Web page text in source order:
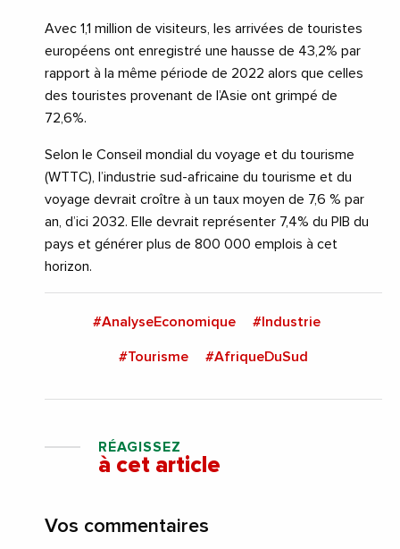
Avec 1,1 million de visiteurs, les arrivées de touristes
européens ont enregistré une hausse de 43,2% par
rapport à la même période de 2022 alors que celles
des touristes provenant de l’Asie ont grimpé de
72,6%.
Selon le Conseil mondial du voyage et du tourisme
(WTTC), l’industrie sud-africaine du tourisme et du
voyage devrait croître à un taux moyen de 7,6 % par
an, d’ici 2032. Elle devrait représenter 7,4% du PIB du
pays et générer plus de 800 000 emplois à cet
horizon.
#AnalyseEconomique #Industrie
#Tourisme #AfriqueDuSud
RÉAGISSEZ
à cet article
Vos commentaires